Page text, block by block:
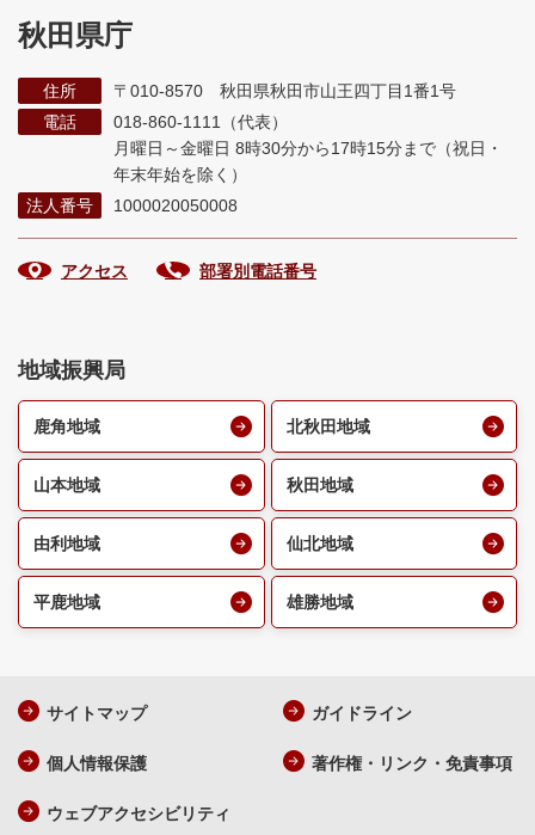
秋田県庁
住所
〒010-8570 秋田県秋田市山王四丁目1番1号
電話
018-860-1111（代表）
月曜日～金曜日 8時30分から17時15分まで （祝日・
年末年始を除く）
法人番号
1000020050008
アクセス 部署別電話番号
地域振興局
鹿角地域 北秋田地域
山本地域 秋田地域
由利地域 仙北地域
平鹿地域 雄勝地域
サイトマップ ガイドライン
個人情報保護 著作権・リンク・免責事項
ウェブアクセシビリティ